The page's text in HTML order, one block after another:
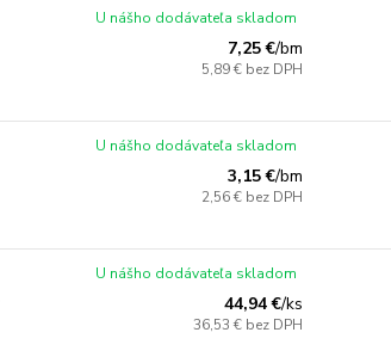
7,25 €/bm
5,89 € bez DPH
U nášho dodávateľa skladom
3,15 €/bm
2,56 € bez DPH
U nášho dodávateľa skladom
44,94 €/ks
36,53 € bez DPH
U nášho dodávateľa skladom